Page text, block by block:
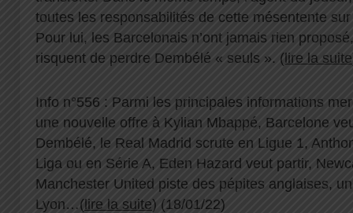
toutes les responsabilités de cette mésentente
Pour lui, les Barcelonais n’ont jamais rien
risquent de perdre Dembélé « seuls ». ( lire la suite
Info n°556 : Parmi les principales informations
une nouvelle offre à Kylian Mbappé, Barcelone
Dembélé, le Real Madrid scrute en Ligue 1,
Liga ou en Série A, Eden Hazard veut partir,
Manchester United piste des pépites anglaises,
Lyon…( lire la suite) (18/01/22)